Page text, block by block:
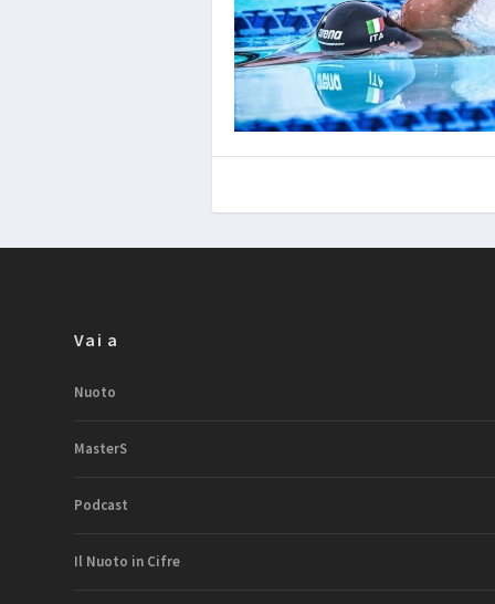
Vai a
Nuoto
MasterS
Podcast
Il Nuoto in Cifre